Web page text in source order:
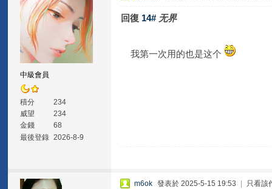
中級會員
積分
234
威望
234
金錢
68
最後登錄 2026-8-9
回復 14# 无界
我第一次用的也是这个
m6ok 發表於 2025-5-15 19:53 只看該